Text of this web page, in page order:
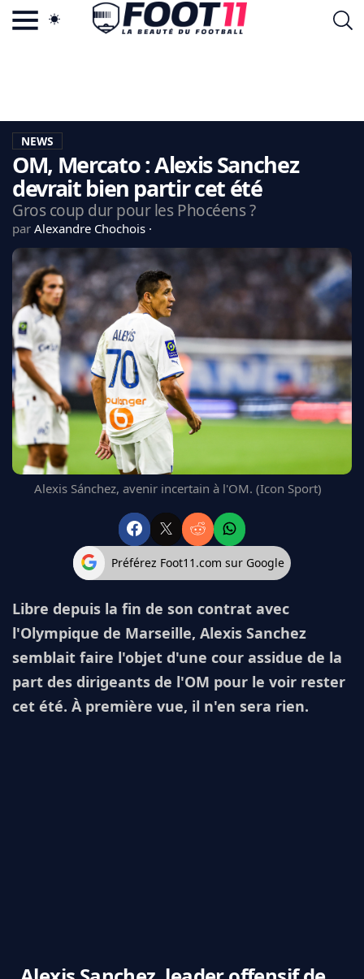
LA CHARTE
VIE PRIVÉE
CGU
CONTACTEZ-NOUS
MERCATO
CDM 2026
EDF
PSG
LIGUE 1
REAL MADRID
FC BARCELONE
MANCHESTER UNITED
CHELSEA
ARSENAL
BAYERN
L'AVIS DE LA RÉDAC'
NEWS
OM, Mercato : Alexis Sanchez
devrait bien partir cet été
Gros coup dur pour les Phocéens ?
par Alexandre Chochois
Alexis Sánchez, avenir incertain à l'OM. (Icon Sport)
Préférez Foot11.com sur Google
Libre depuis la fin de son contrat avec
l'Olympique de Marseille, Alexis Sanchez
semblait faire l'objet d'une cour assidue de la
part des dirigeants de l'OM pour le voir rester
cet été. À première vue, il n'en sera rien.